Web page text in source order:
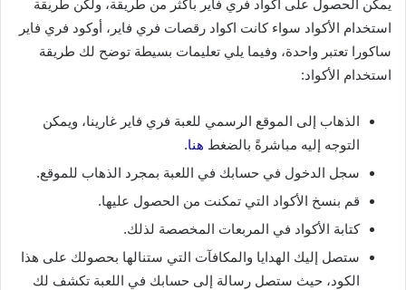
يمكن الحصول على أكواد فري فاير بأكثر من طريقة، ولكن طريقة
استخدام الأكواد سواء كانت اكواد رقصات فري فاير، أوكود فري فاير
ساكورا تعتبر واحدة، وفيما يلي تعليمات بسيطة توضح لك طريقة
استخدام الأكواد:
الذهاب إلى الموقع الرسمي للعبة فري فاير غارينا، ويمكن
التوجه إليه مباشرةً بالضغط هنا.
سجل الدخول في حسابك في اللعبة بمجرد الذهاب للموقع.
قم بنسخ الأكواد التي تمكنت من الحصول عليها.
كتابة الأكواد في المربعات المخصصة لذلك.
ستصل إليك الهدايا والمكافآت التي ستنالها بحصولك على هذا
الكود، حيث ستصل رسالة إلى حسابك في اللعبة تكشف لك